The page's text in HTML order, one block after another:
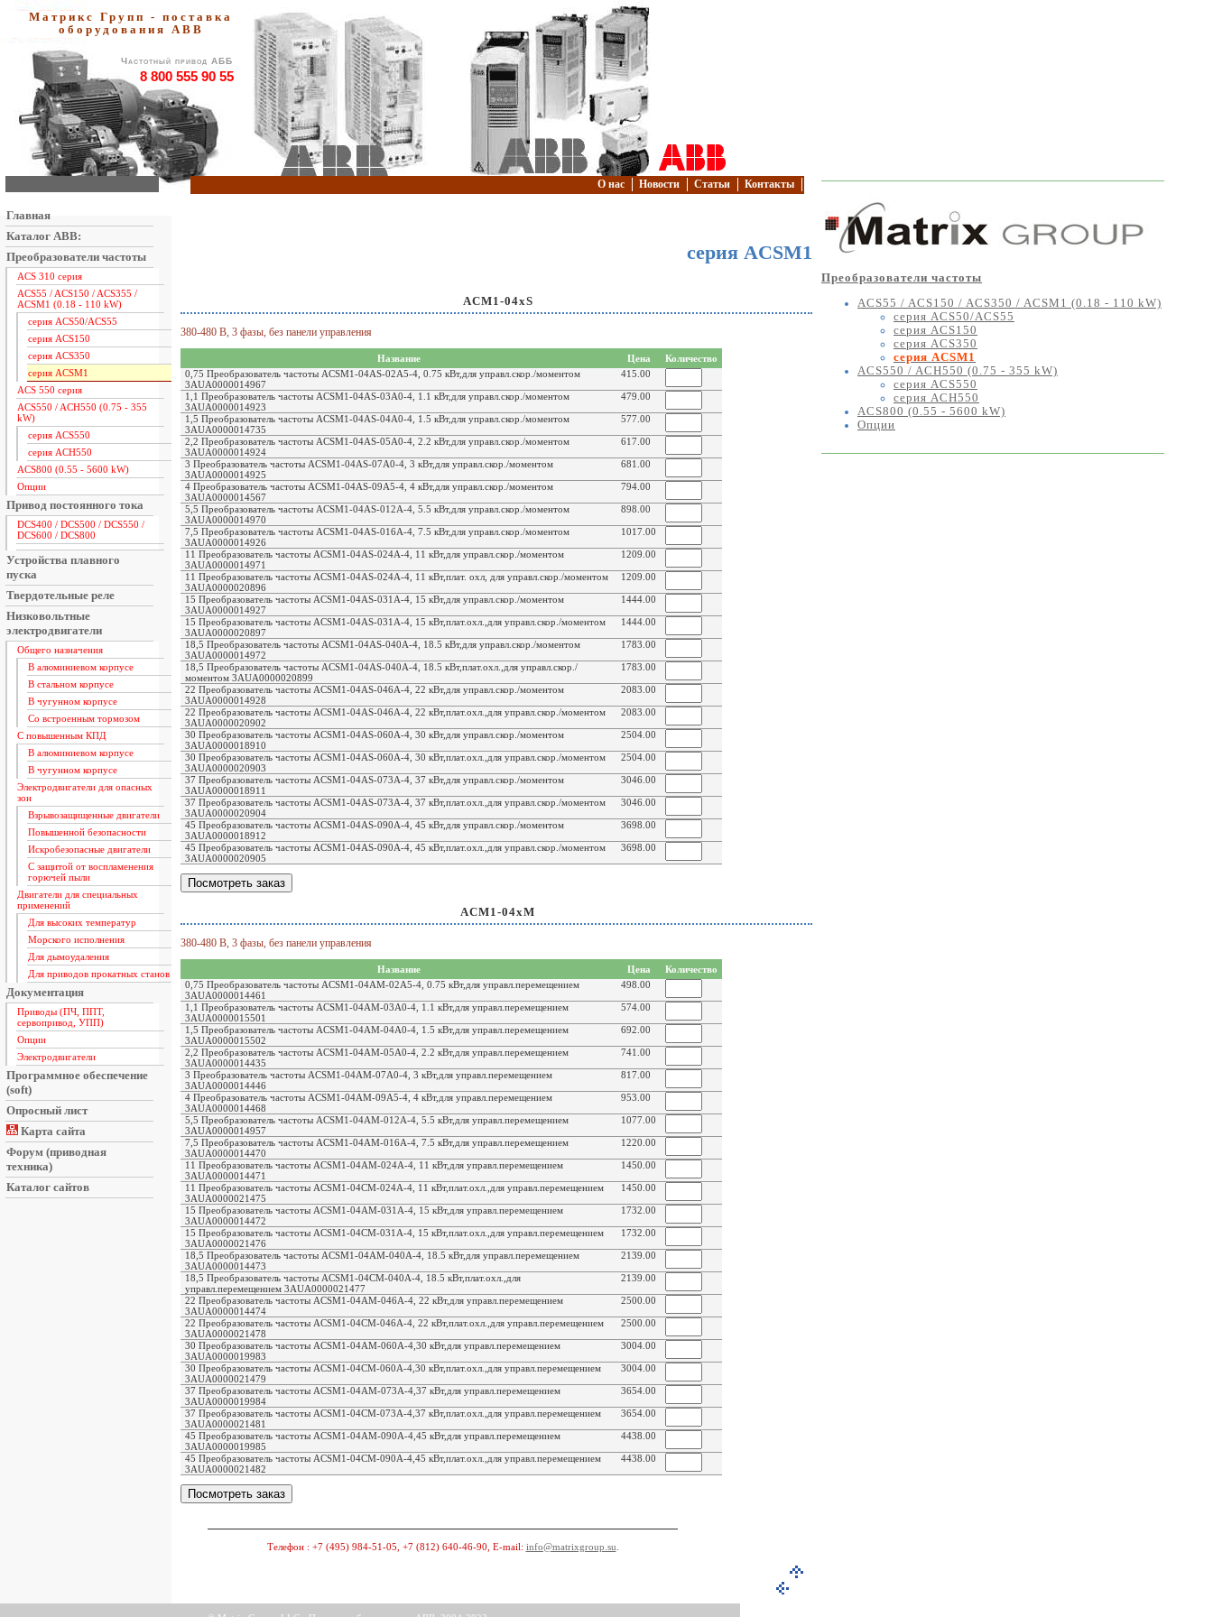
Преобразователи частоты
ACS55 / ACS150 / ACS350 / ACSM1 (0.18 - 110 kW)
серия ACS50/ACS55
серия ACS150
серия ACS350
серия ACSM1
ACS550 / ACH550 (0.75 - 355 kW)
серия ACS550
серия ACH550
ACS800 (0.55 - 5600 kW)
Опции
Матрикс Групп - поставка
оборудования АВВ
Частотный привод АББ
8 800 555 90 55
О нас Новости Статьи Контакты
Главная
Каталог ABB:
Преобразователи частоты
ACS 310 серия
ACS55 / ACS150 / ACS355 /
ACSM1 (0.18 - 110 kW)
серия ACS50/ACS55
серия ACS150
серия ACS350
серия ACSM1
ACS 550 серия
ACS550 / ACH550 (0.75 - 355
kW)
серия ACS550
серия ACH550
ACS800 (0.55 - 5600 kW)
Опции
Привод постоянного тока
DCS400 / DCS500 / DCS550 /
DCS600 / DCS800
Устройства плавного
пуска
Твердотельные реле
Низковольтные
электродвигатели
Общего назначения
В алюминиевом корпусе
В стальном корпусе
В чугунном корпусе
Со встроенным тормозом
С повышенным КПД
В алюминиевом корпусе
В чугунном корпусе
Электродвигатели для опасных
зон
Взрывозащищенные двигатели
Повышенной безопасности
Искробезопасные двигатели
С защитой от воспламенения
горючей пыли
Двигатели для специальных
применений
Для высоких температур
Морского исполнения
Для дымоудаления
Для приводов прокатных станов
Документация
Приводы (ПЧ, ППТ,
сервопривод, УПП)
Опции
Электродвигатели
Программное обеспечение
(soft)
Опросный лист
Карта сайта
Форум (приводная
техника)
Каталог сайтов
серия ACSM1
ACM1-04xS
380-480 В, 3 фазы, без панели управления
Название Цена
Количество
0,75 Преобразователь частоты ACSM1-04AS-02A5-4, 0.75 кВт,для управл.скор./моментом
3AUA0000014967
415.00
1,1 Преобразователь частоты ACSM1-04AS-03A0-4, 1.1 кВт,для управл.скор./моментом
3AUA0000014923
479.00
1,5 Преобразователь частоты ACSM1-04AS-04A0-4, 1.5 кВт,для управл.скор./моментом
3AUA0000014735
577.00
2,2 Преобразователь частоты ACSM1-04AS-05A0-4, 2.2 кВт,для управл.скор./моментом
3AUA0000014924
617.00
3 Преобразователь частоты ACSM1-04AS-07A0-4, 3 кВт,для управл.скор./моментом
3AUA0000014925
681.00
4 Преобразователь частоты ACSM1-04AS-09A5-4, 4 кВт,для управл.скор./моментом
3AUA0000014567
794.00
5,5 Преобразователь частоты ACSM1-04AS-012A-4, 5.5 кВт,для управл.скор./моментом
3AUA0000014970
898.00
7,5 Преобразователь частоты ACSM1-04AS-016A-4, 7.5 кВт,для управл.скор./моментом
3AUA0000014926
1017.00
11 Преобразователь частоты ACSM1-04AS-024A-4, 11 кВт,для управл.скор./моментом
3AUA0000014971
1209.00
11 Преобразователь частоты ACSM1-04AS-024A-4, 11 кВт,плат. охл, для управл.скор./моментом
3AUA0000020896
1209.00
15 Преобразователь частоты ACSM1-04AS-031A-4, 15 кВт,для управл.скор./моментом
3AUA0000014927
1444.00
15 Преобразователь частоты ACSM1-04AS-031A-4, 15 кВт,плат.охл.,для управл.скор./моментом
3AUA0000020897
1444.00
18,5 Преобразователь частоты ACSM1-04AS-040A-4, 18.5 кВт,для управл.скор./моментом
3AUA0000014972
1783.00
18,5 Преобразователь частоты ACSM1-04AS-040A-4, 18.5 кВт,плат.охл.,для управл.скор./
моментом 3AUA0000020899
1783.00
22 Преобразователь частоты ACSM1-04AS-046A-4, 22 кВт,для управл.скор./моментом
3AUA0000014928
2083.00
22 Преобразователь частоты ACSM1-04AS-046A-4, 22 кВт,плат.охл.,для управл.скор./моментом
3AUA0000020902
2083.00
30 Преобразователь частоты ACSM1-04AS-060A-4, 30 кВт,для управл.скор./моментом
3AUA0000018910
2504.00
30 Преобразователь частоты ACSM1-04AS-060A-4, 30 кВт,плат.охл.,для управл.скор./моментом
3AUA0000020903
2504.00
37 Преобразователь частоты ACSM1-04AS-073A-4, 37 кВт,для управл.скор./моментом
3AUA0000018911
3046.00
37 Преобразователь частоты ACSM1-04AS-073A-4, 37 кВт,плат.охл.,для управл.скор./моментом
3AUA0000020904
3046.00
45 Преобразователь частоты ACSM1-04AS-090A-4, 45 кВт,для управл.скор./моментом
3AUA0000018912
3698.00
45 Преобразователь частоты ACSM1-04AS-090A-4, 45 кВт,плат.охл.,для управл.скор./моментом
3AUA0000020905
3698.00
ACM1-04xM
380-480 В, 3 фазы, без панели управления
Название Цена
Количество
0,75 Преобразователь частоты ACSM1-04AМ-02A5-4, 0.75 кВт,для управл.перемещением
3AUA0000014461
498.00
1,1 Преобразователь частоты ACSM1-04AМ-03A0-4, 1.1 кВт,для управл.перемещением
3AUA0000015501
574.00
1,5 Преобразователь частоты ACSM1-04AМ-04A0-4, 1.5 кВт,для управл.перемещением
3AUA0000015502
692.00
2,2 Преобразователь частоты ACSM1-04AМ-05A0-4, 2.2 кВт,для управл.перемещением
3AUA0000014435
741.00
3 Преобразователь частоты ACSM1-04AМ-07A0-4, 3 кВт,для управл.перемещением
3AUA0000014446
817.00
4 Преобразователь частоты ACSM1-04AМ-09A5-4, 4 кВт,для управл.перемещением
3AUA0000014468
953.00
5,5 Преобразователь частоты ACSM1-04AМ-012A-4, 5.5 кВт,для управл.перемещением
3AUA0000014957
1077.00
7,5 Преобразователь частоты ACSM1-04AМ-016A-4, 7.5 кВт,для управл.перемещением
3AUA0000014470
1220.00
11 Преобразователь частоты ACSM1-04AМ-024A-4, 11 кВт,для управл.перемещением
3AUA0000014471
1450.00
11 Преобразователь частоты ACSM1-04CМ-024A-4, 11 кВт,плат.охл.,для управл.перемещением
3AUA0000021475
1450.00
15 Преобразователь частоты ACSM1-04AМ-031A-4, 15 кВт,для управл.перемещением
3AUA0000014472
1732.00
15 Преобразователь частоты ACSM1-04CМ-031A-4, 15 кВт,плат.охл.,для управл.перемещением
3AUA0000021476
1732.00
18,5 Преобразователь частоты ACSM1-04AМ-040A-4, 18.5 кВт,для управл.перемещением
3AUA0000014473
2139.00
18,5 Преобразователь частоты ACSM1-04CМ-040A-4, 18.5 кВт,плат.охл.,для
управл.перемещением 3AUA0000021477
2139.00
22 Преобразователь частоты ACSM1-04AМ-046A-4, 22 кВт,для управл.перемещением
3AUA0000014474
2500.00
22 Преобразователь частоты ACSM1-04CМ-046A-4, 22 кВт,плат.охл.,для управл.перемещением
3AUA0000021478
2500.00
30 Преобразователь частоты ACSM1-04AМ-060A-4,30 кВт,для управл.перемещением
3AUA0000019983
3004.00
30 Преобразователь частоты ACSM1-04CМ-060A-4,30 кВт,плат.охл.,для управл.перемещением
3AUA0000021479
3004.00
37 Преобразователь частоты ACSM1-04AМ-073A-4,37 кВт,для управл.перемещением
3AUA0000019984
3654.00
37 Преобразователь частоты ACSM1-04CМ-073A-4,37 кВт,плат.охл.,для управл.перемещением
3AUA0000021481
3654.00
45 Преобразователь частоты ACSM1-04AМ-090A-4,45 кВт,для управл.перемещением
3AUA0000019985
4438.00
45 Преобразователь частоты ACSM1-04CМ-090A-4,45 кВт,плат.охл.,для управл.перемещением
3AUA0000021482
4438.00
Телефон : +7 (495) 984-51-05, +7 (812) 640-46-90 , E-mail: info@matrixgroup.su